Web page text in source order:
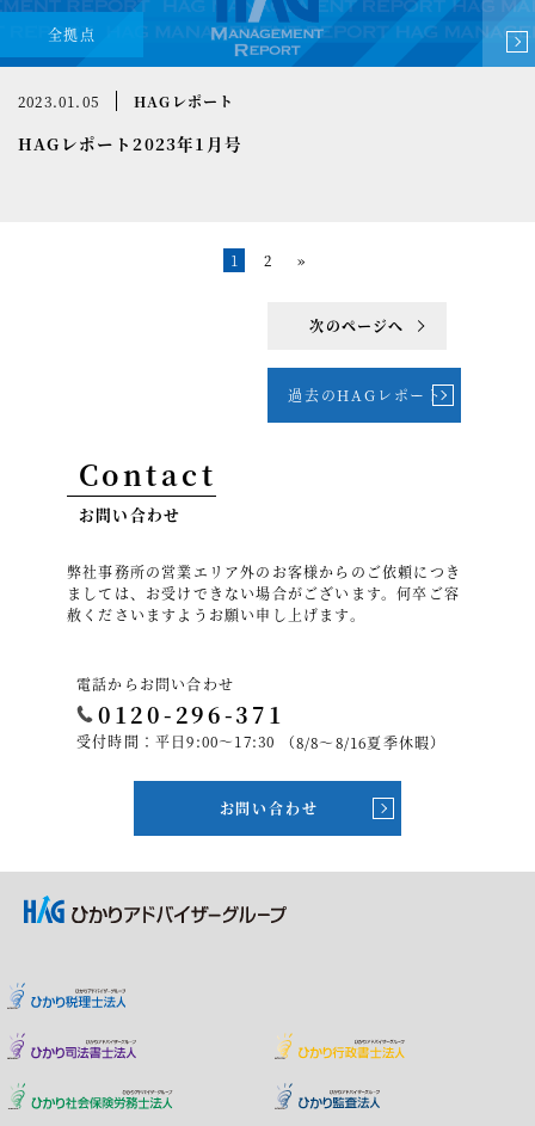
全拠点
2023.01.05 HAGレポート
HAGレポート2023年1月号
1 2 »
次のページへ
過去のHAGレポート
Contact
お問い合わせ
弊社事務所の営業エリア外のお客様からのご依頼につき
ましては、お受けできない場合がございます。何卒ご容
赦くださいますようお願い申し上げます。
電話からお問い合わせ
0120-296-371
受付時間：平日9:00～17:30 （8/8～8/16夏季休暇）
お問い合わせ